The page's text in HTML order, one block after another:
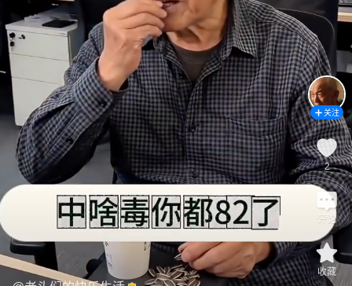
关注
2
评论
收藏